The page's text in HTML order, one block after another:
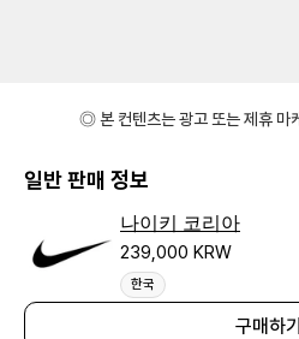
◎ 본 컨텐츠는 광고 또는 제휴 마
일반 판매 정보
나이키 코리아
239,000 KRW
한국
구매하기